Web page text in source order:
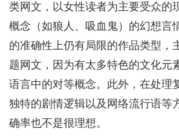
类网文，以女性读者为主要受众的
概念（如狼人、吸血鬼）的幻想言
的准确性上仍有局限的作品类型，
题网文，因为有太多特色的文化元
语言中的对等概念。此外，在处理
独特的剧情逻辑以及网络流行语等
确率也不是很理想。